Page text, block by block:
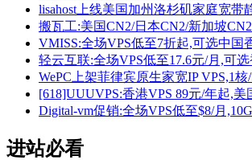
lisahost上线美国加州洛杉矶家庭宽带
搬瓦工:美国CN2/日本CN2/新加坡
VMISS:全场VPS低至7折起,可选中国
轻云互联:全场VPS低至17.6元/月,可
WePC上架菲律宾原生家宽IP VPS,1核
[618]UUUVPS:香港VPS 89元/年起,
Digital-vm促销:全场VPS低至$8/月
进站必看